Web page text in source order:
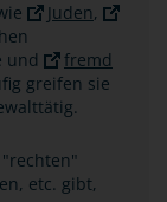
Juden,
und
fremd
greifen sie
etc. gibt,